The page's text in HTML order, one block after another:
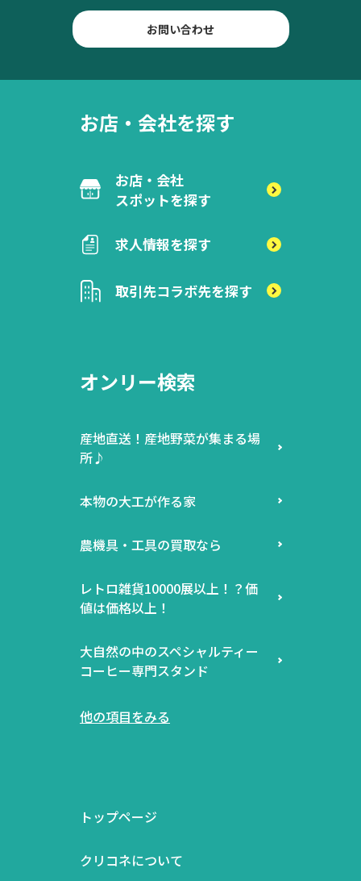
お問い合わせ
お店・会社を探す
お店・会社
スポットを探す
求人情報を探す
取引先コラボ先を探す
オンリー検索
産地直送！産地野菜が集まる場
所♪
本物の大工が作る家
農機具・工具の買取なら
レトロ雑貨10000展以上！？価
値は価格以上！
大自然の中のスペシャルティー
コーヒー専門スタンド
他の項目をみる
トップページ
クリコネについて